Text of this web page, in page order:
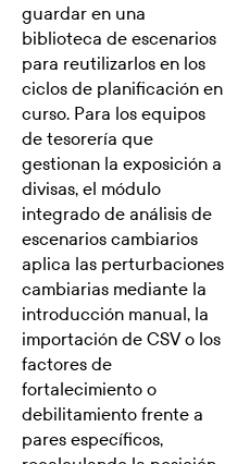
guardar en una
biblioteca de escenarios
para reutilizarlos en los
ciclos de planificación en
curso. Para los equipos
de tesorería que
gestionan la exposición a
divisas, el módulo
integrado de análisis de
escenarios cambiarios
aplica las perturbaciones
cambiarias mediante la
introducción manual, la
importación de CSV o los
factores de
fortalecimiento o
debilitamiento frente a
pares específicos,